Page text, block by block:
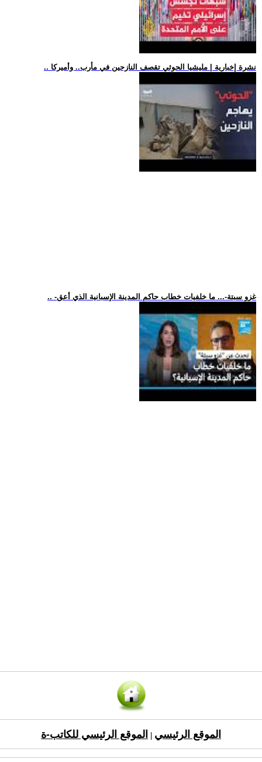
.. نشرة إخبارية | مليشيا الحوثي تقصف النازحين في مأرب.. وأميركا
.. -غزو سبتة-... ما خلفيات خطاب حاكم المدينة الإسبانية الذي أعق
الموقع الرئيسي الموقع الرئيسي للكاتب-ة